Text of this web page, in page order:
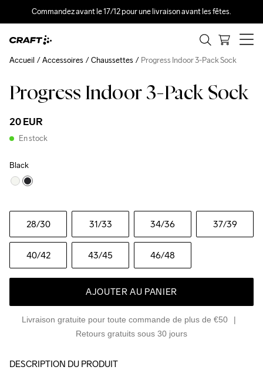
Commandez avant le 17/12 pour une livraison avant les fêtes.
Progress Indoor 3-Pack Sock
20 EUR
En stock
Black
28/30 31/33 34/36 37/39
40/42 43/45 46/48
AJOUTER AU PANIER
Livraison gratuite pour toute commande de plus de €50
Retours gratuits sous 30 jours
Accueil Accessoires Chaussettes Progress Indoor 3-Pack Sock
DESCRIPTION DU PRODUIT